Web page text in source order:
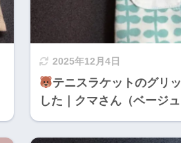
2025年12月4日
テニスラケットのグリ
した｜クマさん（ベージュ